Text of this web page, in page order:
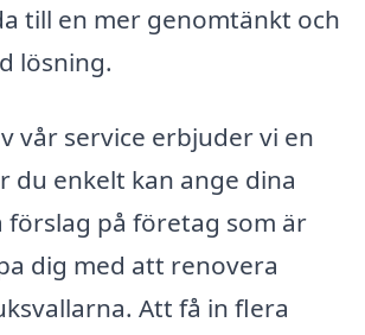
till en mer genomtänkt och
lösning.
vår service erbjuder vi en
du enkelt kan ange dina
förslag på företag som är
dig med att renovera
Att få in flera